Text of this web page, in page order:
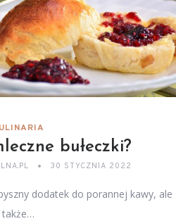
bułeczki?
30 STYCZNIA 2022
dodatek do porannej kawy, ale
także…